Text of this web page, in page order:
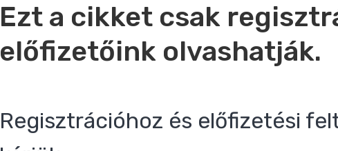
Ezt a cikket csak
előfizetőink olvashatják.
Regisztrációhoz és előfizetési